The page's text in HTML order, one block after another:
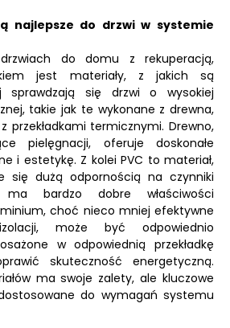
najlepsze do drzwi w systemie
do domu z rekuperacją,
jest materiały, z jakich są
sprawdzają się drzwi o wysokiej
takie jak te wykonane z drewna,
przekładkami termicznymi. Drewno,
pielęgnacji, oferuje doskonałe
i estetykę. Z kolei PVC to materiał,
się dużą odpornością na czynniki
bardzo dobre właściwości
choć nieco mniej efektywne
może być odpowiednio
w odpowiednią przekładkę
skuteczność energetyczną.
ma swoje zalety, ale kluczowe
do wymagań systemu